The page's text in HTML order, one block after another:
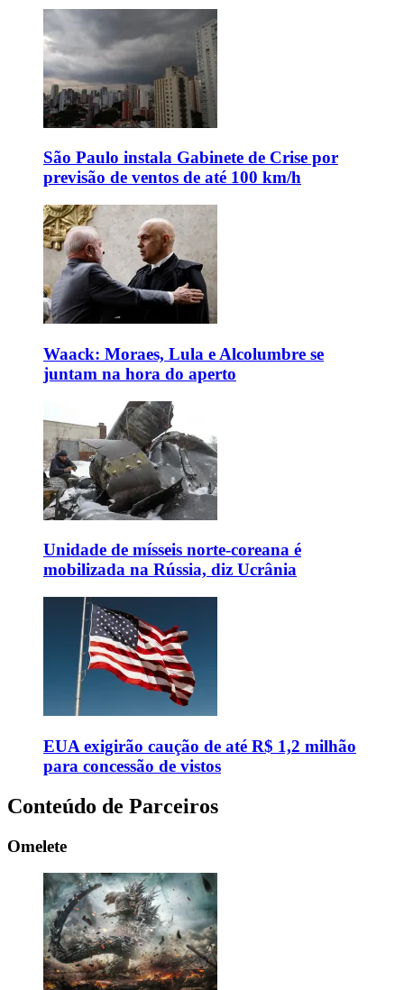
São Paulo instala Gabinete de Crise por
previsão de ventos de até 100 km/h
Waack: Moraes, Lula e Alcolumbre se
juntam na hora do aperto
Unidade de mísseis norte-coreana é
mobilizada na Rússia, diz Ucrânia
EUA exigirão caução de até R$ 1,2 milhão
para concessão de vistos
Conteúdo de Parceiros
Omelete